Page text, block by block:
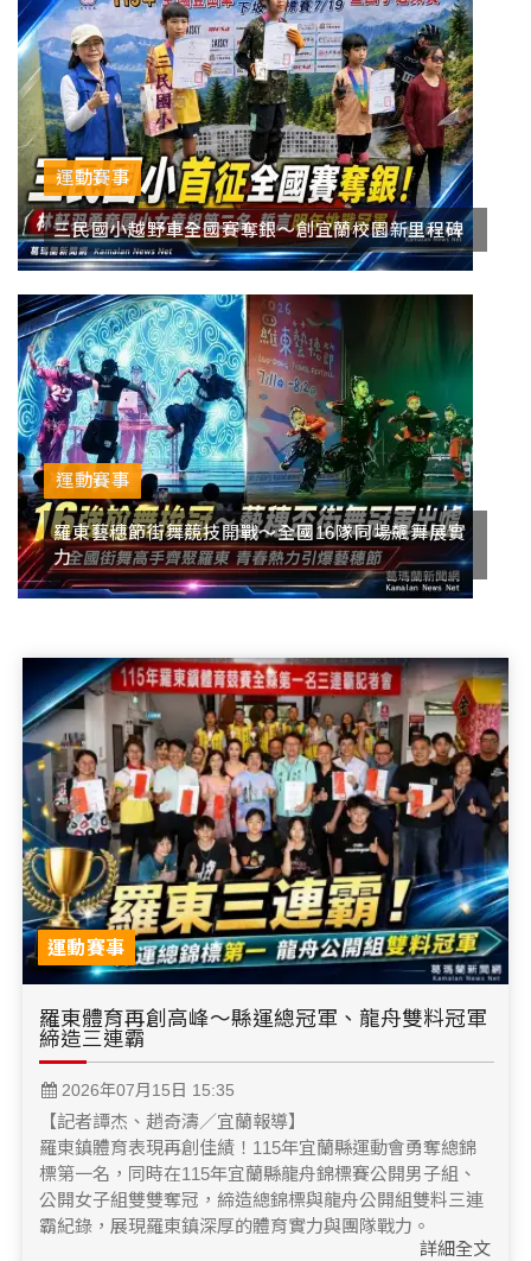
運動賽事
三民國小越野車全國賽奪銀～創宜蘭校園新里程碑
運動賽事
羅東藝穗節街舞競技開戰～全國16隊同場飆舞展實
力
運動賽事
羅東體育再創高峰～縣運總冠軍、龍舟雙料冠軍
締造三連霸
2026年07月15日 15:35
【記者譚杰、趙奇濤／宜蘭報導】
羅東鎮體育表現再創佳績！115年宜蘭縣運動會勇奪總錦
標第一名，同時在115年宜蘭縣龍舟錦標賽公開男子組、
公開女子組雙雙奪冠，締造總錦標與龍舟公開組雙料三連
霸紀錄，展現羅東鎮深厚的體育實力與團隊戰力。
詳細全文